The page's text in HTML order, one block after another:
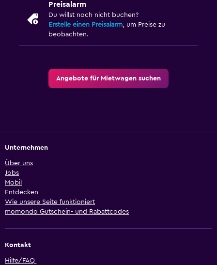
Preisalarm
Du willst noch nicht buchen?
Erstelle einen Preisalarm, um Preise zu
beobachten.
Angebote für Mietwagen suchen
Unternehmen
Über uns
Jobs
Mobil
Entdecken
Wie unsere Seite funktioniert
momondo Gutschein- und Rabattcodes
Kontakt
Hilfe/FAQ